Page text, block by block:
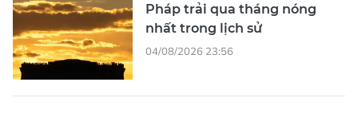
Pháp trải qua tháng nóng
nhất trong lịch sử
04/08/2026 23:56